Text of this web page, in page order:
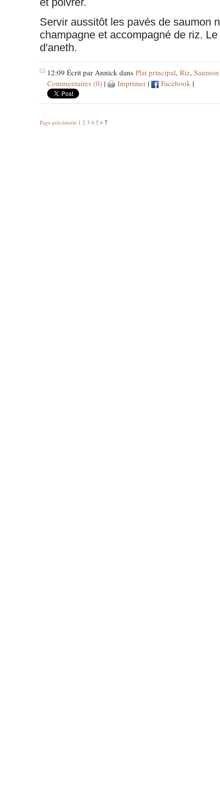
Servir aussitôt les pavés de saumon
champagne et accompagné de riz.
d'aneth.
12:09 Écrit par Annick dans Plat principal, Riz, Saumon
Commentaires (0) | Imprimer | Facebook |
Page précédente 1 2 3 4 5 6 7